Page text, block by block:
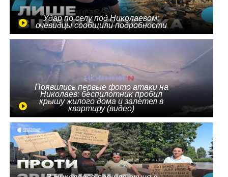
Удар по селу под Николаевом:
очевидцы сообщили подробности
Появились первые фото атаки на
Николаев: беспилотник пробил
крышу жилого дома и залетел в
квартиру (видео)